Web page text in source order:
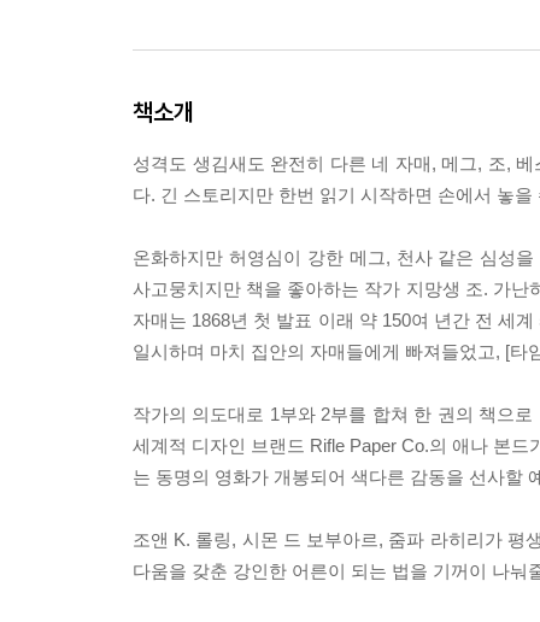
책소개
성격도 생김새도 완전히 다른 네 자매, 메그, 조,
다. 긴 스토리지만 한번 읽기 시작하면 손에서 놓
온화하지만 허영심이 강한 메그, 천사 같은 심성
사고뭉치지만 책을 좋아하는 작가 지망생 조. 가
자매는 1868년 첫 발표 이래 약 150여 년간 전 세
일시하며 마치 집안의 자매들에게 빠져들었고, [
작가의 의도대로 1부와 2부를 합쳐 한 권의 책으
세계적 디자인 브랜드 Rifle Paper Co.의 애나 본
는 동명의 영화가 개봉되어 색다른 감동을 선사할
조앤 K. 롤링, 시몬 드 보부아르, 줌파 라히리가 평
다움을 갖춘 강인한 어른이 되는 법을 기꺼이 나눠